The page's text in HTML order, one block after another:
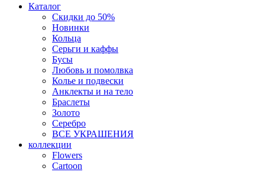
Каталог
Скидки до 50%
Новинки
Кольца
Серьги и каффы
Бусы
Любовь и помолвка
Колье и подвески
Анклекты и на тело
Браслеты
Золото
Серебро
ВСЕ УКРАШЕНИЯ
коллекции
Flowers
Cartoon